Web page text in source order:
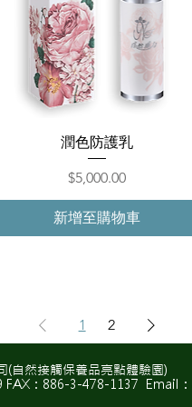
快速瀏覽
潤色防護乳
價格
$5,000.00
新增至購物車
1 2
自然接觸保養品亮點體驗園)
：886-3-478-1137 Email：